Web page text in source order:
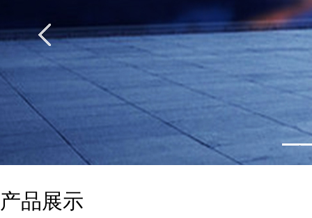
1
产品展示